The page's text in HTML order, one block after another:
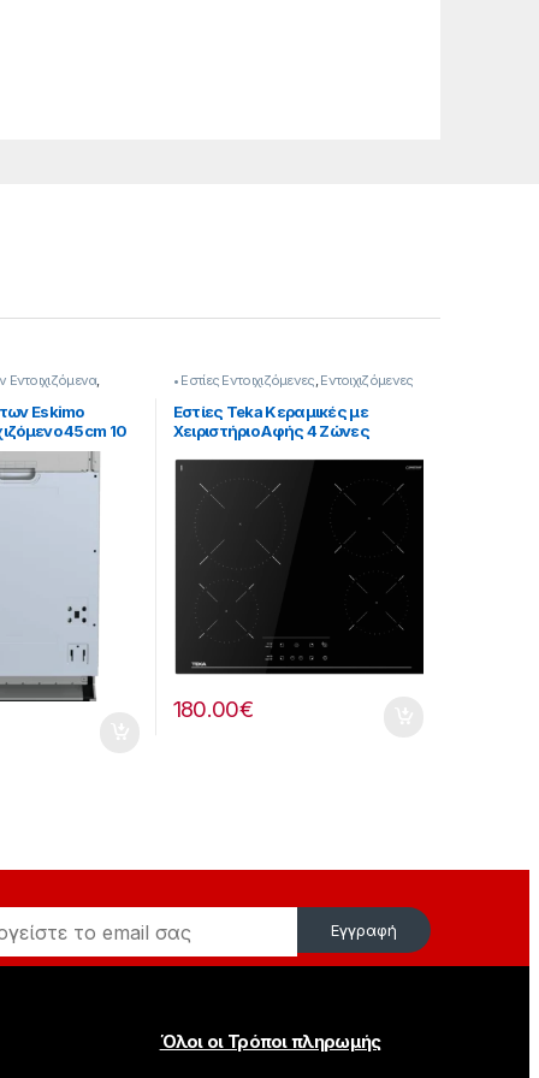
Εντοιχιζόμενα,
Eskimo
45cm 10
• Εστίες Εντοιχιζόμενες Εντοιχιζόμενες
Συσκευές
Εστίες Teka Kεραμικές με
Χειριστήριο Αφής 4 Ζώνες
180.00€
Εγγραφή
Όλοι οι Τρόποι πληρωμής